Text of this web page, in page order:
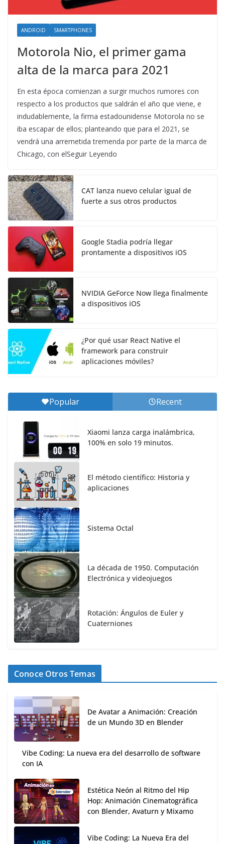
ANDROID SMARTPHONES
Motorola Nio, el primer gama
alta de la marca para 2021
En esta época comienzan a surgir muchos rumores con
respecto a los productos que saldrán el año que viene, e
indudablemente, la firma estadounidense Motorola no se
iba escapar de ellos; planteando que para el 2021, se
vendrá una arremetida tremenda por parte de la marca de
Chicago, con elSeguir Leyendo
CAT lanza nuevo celular igual de
fuerte a sus otros productos
Google Stadia podría llegar
prontamente a dispositivos iOS
NVIDIA GeForce Now llega finalmente
a dispositivos iOS
¿Por qué usar React Native el
framework para construir
aplicaciones móviles?
Popular Recent
Xiaomi lanza carga inalámbrica,
100% en solo 19 minutos.
El método científico: Historia y
aplicaciones
Sistema Octal
La década de 1950. Computación
Electrónica y videojuegos
Rotación: Ángulos de Euler y
Cuaterniones
Conoce Otros Temas
De Avatar a Animación: Creación
de un Mundo 3D en Blender
Vibe Coding: La nueva era del desarrollo de software
con IA
Estética Neón al Ritmo del Hip
Hop: Animación Cinematográfica
con Blender, Avaturn y Mixamo
Vibe Coding: La Nueva Era del